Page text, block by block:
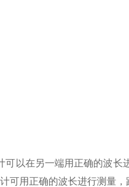
以在另一端用正确的波
用正确的波长进行测量，